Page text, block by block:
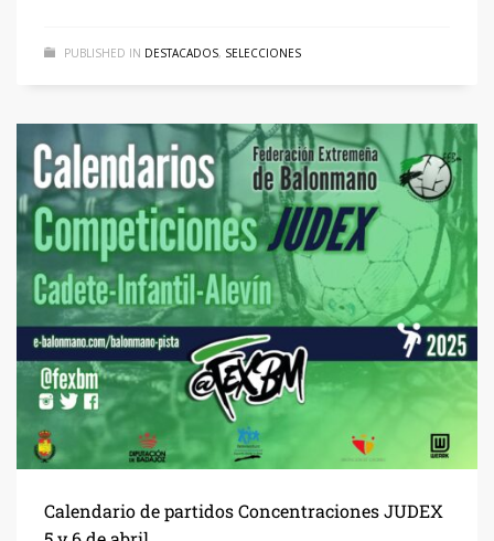
PUBLISHED IN DESTACADOS, SELECCIONES
Calendario de partidos Concentraciones JUDEX